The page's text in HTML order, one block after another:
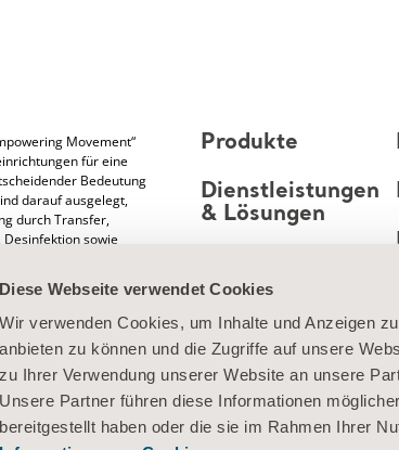
Diese Webseite verwendet Cookies
Wir verwenden Cookies, um Inhalte und Anzeigen
anbieten zu können und die Zugriffe auf unsere
zu Ihrer Verwendung unserer Website an unsere
Unsere Partner führen diese Informationen
bereitgestellt haben oder die sie im Rahmen Ihrer
Movement“
für eine
Bedeutung
darauf ausgelegt,
durch Transfer,
sowie
über mehr als 65
Bewohnern und
ein, deren
Produkte
Dienstleistungen
& Lösungen
Über uns
Kontaktieren Sie
uns